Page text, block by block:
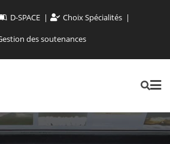
D-SPACE
Choix Spécialités
des soutenances